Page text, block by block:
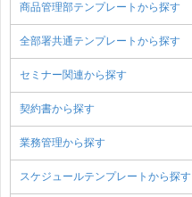
商品管理部テンプレートから探す
全部署共通テンプレートから探す
セミナー関連から探す
契約書から探す
業務管理から探す
スケジュールテンプレートから探す